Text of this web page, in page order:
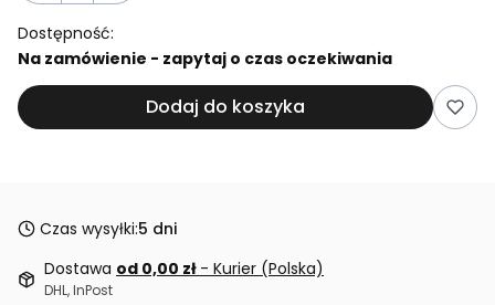
Dostępność:
Na zamówienie - zapytaj o czas oczekiwania
Dodaj do koszyka
Czas wysyłki:5 dni
Dostawa od 0,00 zł - Kurier (Polska)
DHL, InPost